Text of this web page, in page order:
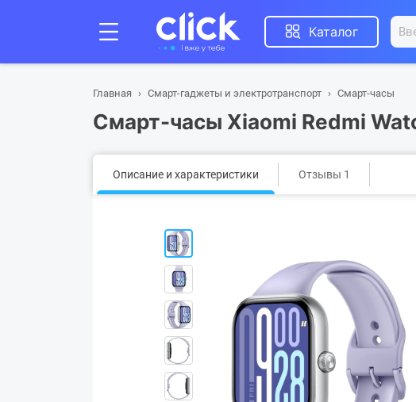
Каталог
Главная Смарт-гаджеты и электротранспорт Смарт-часы
Смарт-часы Xiaomi Redmi
Описание и характеристики Отзывы 1